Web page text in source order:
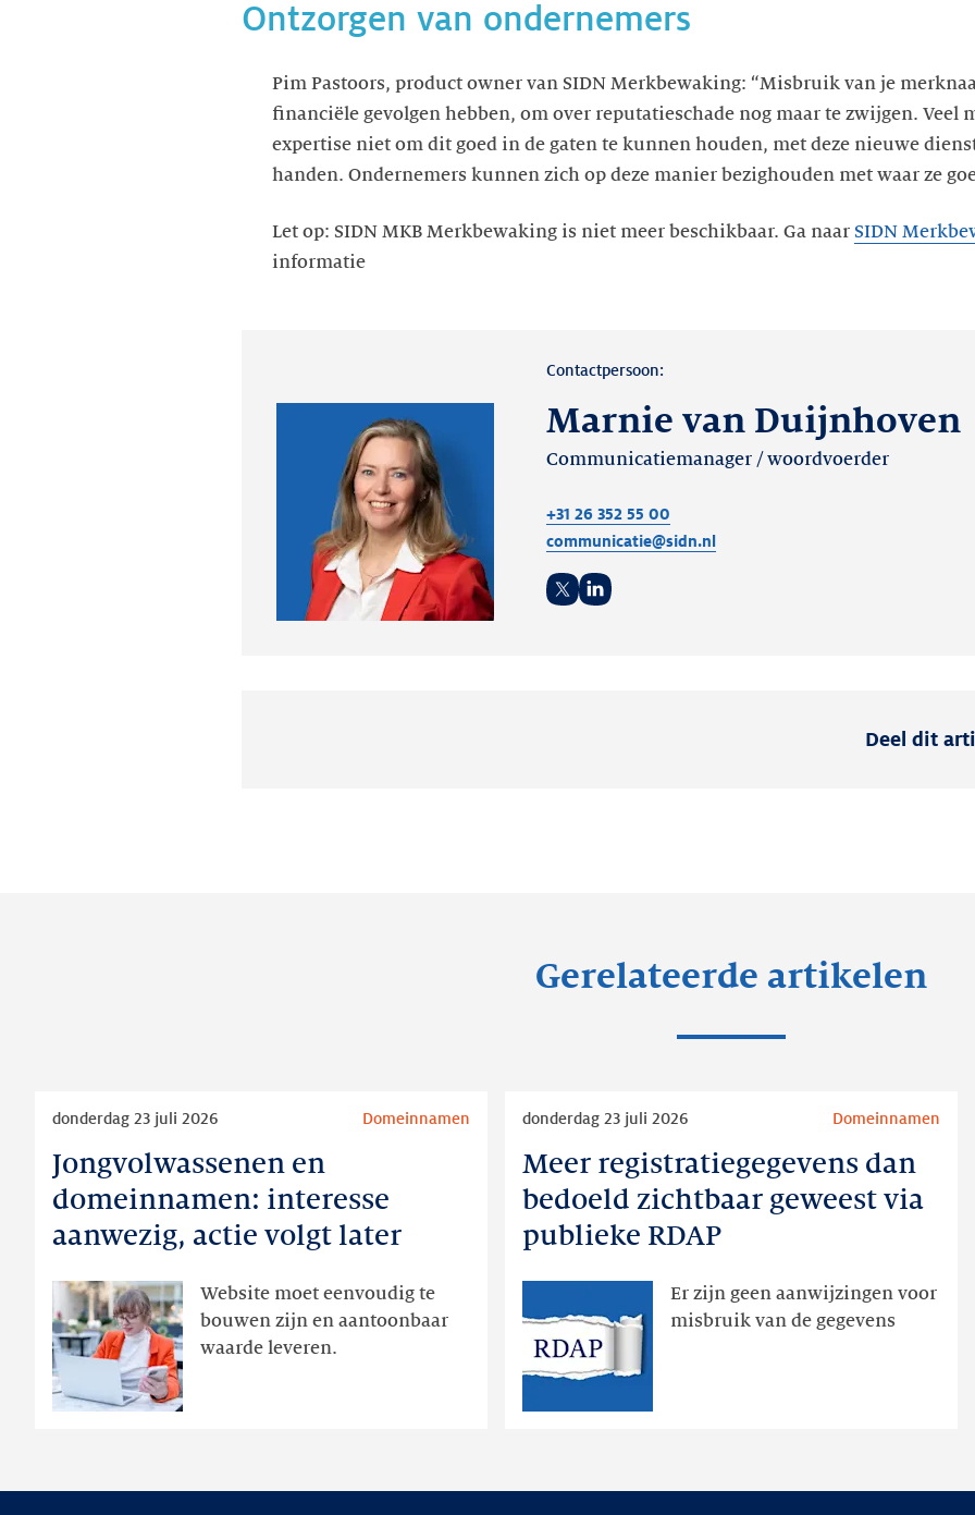
Ontzorgen van ondernemers
Pim Pastoors, product owner van SIDN Merkbewaking: “Misbruik van je
financiële gevolgen hebben, om over reputatieschade nog maar te zwijgen. Veel
expertise niet om dit goed in de gaten te kunnen houden, met deze nieuwe
handen. Ondernemers kunnen zich op deze manier bezighouden met waar ze
Let op: SIDN MKB Merkbewaking is niet meer beschikbaar. Ga naar SIDN
informatie
Contactpersoon:
Marnie van Duijnhoven
Communicatiemanager / woordvoerder
+31 26 352 55 00
communicatie@sidn.nl
Deel dit
Gerelateerde artikelen
Jongvolwassenen en
domeinnamen: interesse
aanwezig, actie volgt later
donderdag 23 juli 2026 Domeinnamen
Website moet eenvoudig te
bouwen zijn en aantoonbaar
waarde leveren.
Jongvolwassenen
domeinnamen:
interesse
volgt
later
Meer registratiegegevens dan
bedoeld zichtbaar geweest via
publieke RDAP
donderdag 23 juli 2026 Domeinnamen
Er zijn geen aanwijzingen voor
misbruik van de gegevens
Meer
registratiegegevens
dan
bedoeld
via
publieke
RDAP